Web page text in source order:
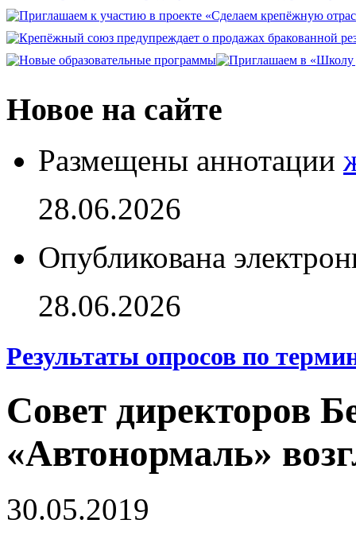
Новое на сайте
Размещены аннотации
28.06.2026
Опубликована
28.06.2026
Результаты опросов по
Совет директоров
«Автонормаль»
30.05.2019